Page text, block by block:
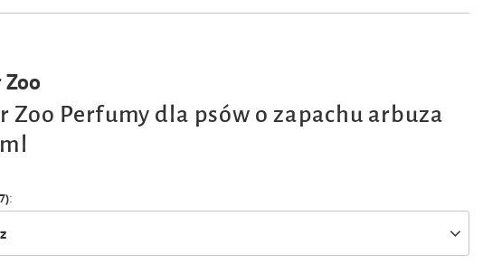
Zoo
Zoo Perfumy dla psów o zapachu arbuza